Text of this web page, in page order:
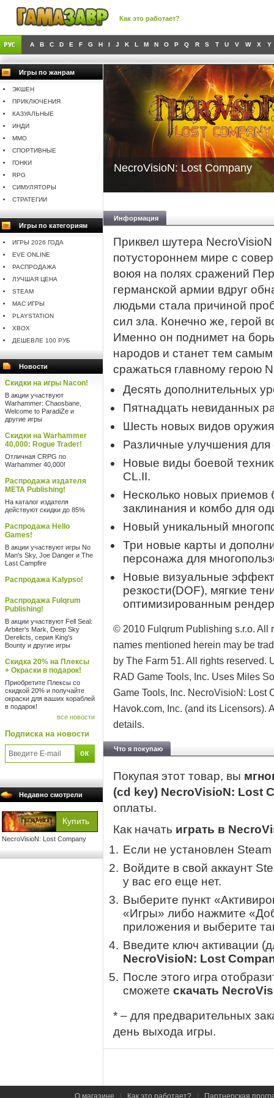
Как это работает?
A B C D E F G H I J K L M N O P Q R S T U V W X Y
Игры по жанрам
ЭКШЕН
ПРИКЛЮЧЕНИЯ
КАЗУАЛЬНЫЕ
ИНДИ
MMO
СПОРТИВНЫЕ
ГОНКИ
RPG
СИМУЛЯТОРЫ
СТРАТЕГИИ
Игры по категориям
ИГРЫ 2026 ГОДА
EVE ONLINE
РАСПРОДАЖА
ЛУЧШАЯ ЦЕНА
STEAM
MAC ИГРЫ
PLAYSTATION
XBOX
ДЕШЕВЛЕ 100 РУБ
Новости
Скидки на игры Nacon!
В акции участвуют
Warhammer: Chaosbane,
Welcome to ParadiZe и
другие игры
Скидки на Warhammer
40,000: Rogue Trader!
Отличная CRPG по
Warhammer 40,000!
Распродажа издателя
META Publishing!
На каталог издателя
действуют скидки до 85%
Распродажа Hello
Games!
В акции участвуют игры No
Man's Sky, Joe Danger и The
Last Campfire
Распродажа Kalypso!
Распродажа Fulqrum
Publishing!
В акции участвуют Fell Seal:
Arbiter's Mark, Deep Sky
Derelicts, серия King's
Bounty и другие игры
Скидка 20% на Плексы
+ Окраски в подарок!
Приобретите Плексы со
скидкой 20% и получайте
окраски для ваших кораблей
в подарок!
все новости
Подписка на новости
Недавно смотрели
NecroVisioN: Lost Company
NecroVisioN: Lost Company
Информация
Приквел шутера NecroVisioN
потустороннем мире с
воюя на полях сражений
германской армии вдруг
людьми стала причиной
сил зла. Конечно же, герой
Именно он поднимет на
народов и станет тем
сражаться главному герою
Десять дополнительных
Пятнадцать невиданных
Шесть новых видов
Различные улучшения для
Новые виды боевой
CL.II.
Несколько новых
заклинания и комбо для
Новый уникальный
Три новые карты и
персонажа для
Новые визуальные
резкости(DOF), мягкие
оптимизированным
© 2010 Fulqrum Publishing s.r.o. All
names mentioned herein may be
by The Farm 51. All rights
RAD Game Tools, Inc. Uses Miles
Game Tools, Inc. NecroVisioN:
Havok.com, Inc. (and its Licensors).
details.
Что я покупаю
Покупая этот товар, вы
(cd key) NecroVisioN: Lost
оплаты.
Как начать играть в
Если не установлен
Войдите в свой аккаунт
у вас его еще нет.
Выберите пункт
«Игры» либо нажмите
приложения и выберите
Введите ключ активации
NecroVisioN: Lost
После этого игра
сможете скачать
* – для предварительных
день выхода игры.